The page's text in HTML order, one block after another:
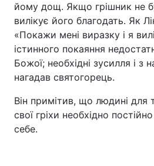
йому дощ. Якщо грішник не
вилікує його благодать. Як
«Покажи мені виразку і я
істинного покаяння
Божої; необхідні зусилля і з
нагадав святогорець.
Він примітив, що людині для
свої гріхи необхідно
себе.